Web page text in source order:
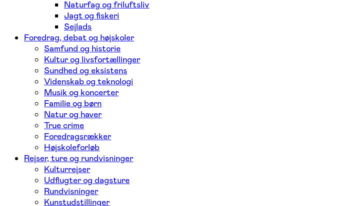
Naturfag og friluftsliv
Jagt og fiskeri
Sejlads
Foredrag, debat og højskoler
Samfund og historie
Kultur og livsfortællinger
Sundhed og eksistens
Videnskab og teknologi
Musik og koncerter
Familie og børn
Natur og haver
True crime
Foredragsrækker
Højskoleforløb
Rejser, ture og rundvisninger
Kulturrejser
Udflugter og dagsture
Rundvisninger
Kunstudstillinger